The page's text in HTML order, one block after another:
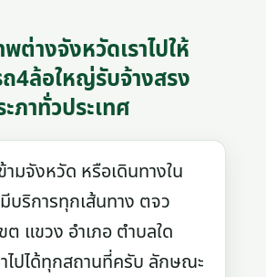
ต่างจังหวัดเราไปให้
4ล้อใหญ่รับจ้างสรง
ภาทั่วประเทศ
จังหวัด หรือเดินทางใน
บริการทุกเส้นทาง ตจว
แขวง อำเภอ ตำบลใด
ไปได้ทุกสถานที่ครับ ลักษณะ